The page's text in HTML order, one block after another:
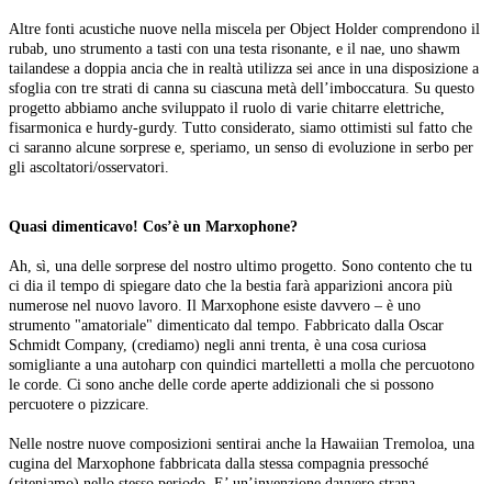
Altre fonti acustiche nuove nella miscela per Object Holder comprendono il
rubab, uno strumento a tasti con una testa risonante, e il nae, uno shawm
tailandese a doppia ancia che in realtà utilizza sei ance in una disposizione a
sfoglia con tre strati di canna su ciascuna metà dell’imboccatura. Su questo
progetto abbiamo anche sviluppato il ruolo di varie chitarre elettriche,
fisarmonica e hurdy-gurdy. Tutto considerato, siamo ottimisti sul fatto che
ci saranno alcune sorprese e, speriamo, un senso di evoluzione in serbo per
gli ascoltatori/osservatori.
Quasi dimenticavo! Cos’è un Marxophone?
Ah, sì, una delle sorprese del nostro ultimo progetto. Sono contento che tu
ci dia il tempo di spiegare dato che la bestia farà apparizioni ancora più
numerose nel nuovo lavoro. Il Marxophone esiste davvero – è uno
strumento "amatoriale" dimenticato dal tempo. Fabbricato dalla Oscar
Schmidt Company, (crediamo) negli anni trenta, è una cosa curiosa
somigliante a una autoharp con quindici martelletti a molla che percuotono
le corde. Ci sono anche delle corde aperte addizionali che si possono
percuotere o pizzicare.
Nelle nostre nuove composizioni sentirai anche la Hawaiian Tremoloa, una
cugina del Marxophone fabbricata dalla stessa compagnia pressoché